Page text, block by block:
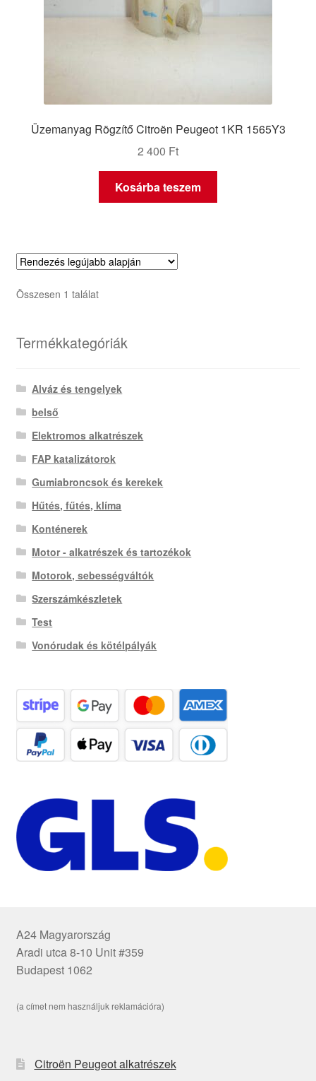
Üzemanyag Rögzítő Citroën Peugeot 1KR 1565Y3
2 400 Ft
Kosárba teszem
Összesen 1 találat
Termékkategóriák
Alváz és tengelyek
belső
Elektromos alkatrészek
FAP katalizátorok
Gumiabroncsok és kerekek
Hűtés, fűtés, klíma
Konténerek
Motor - alkatrészek és tartozékok
Motorok, sebességváltók
Szerszámkészletek
Test
Vonórudak és kötélpályák
A24 Magyarország
Aradi utca 8-10 Unit #359
Budapest 1062
(a címet nem használjuk reklamációra)
Citroën Peugeot alkatrészek